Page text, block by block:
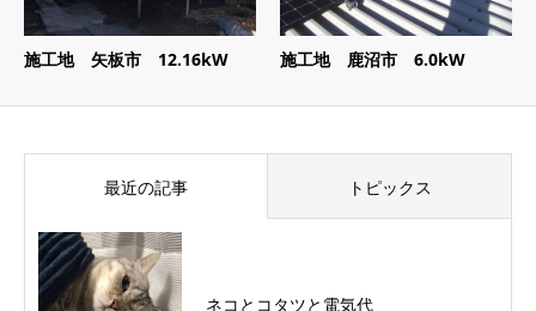
施工地 矢板市 12.16kW 施工地 鹿沼市 6.0kW
最近の記事 トピックス
ネコとコタツと電気代